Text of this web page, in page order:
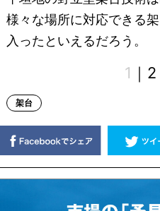
様々な場所に対応できる
入ったといえるだろう。
1 ｜ 2
架台